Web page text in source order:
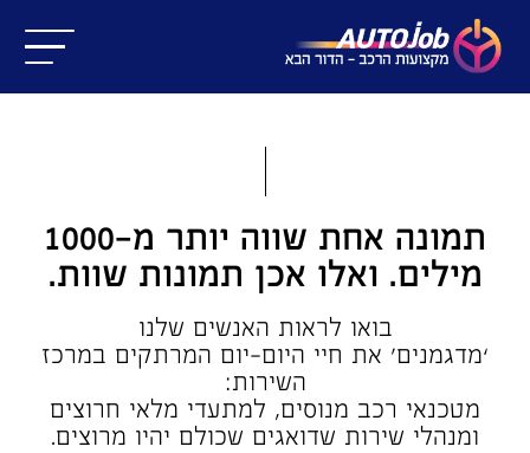
תמונה אחת שווה יותר מ-1000
מילים. ואלו אכן תמונות שוות.
בואו לראות האנשים שלנו
‘מדגמנים’ את חיי היום-יום המרתקים במרכז
השירות:
מטכנאי רכב מנוסים, למתעדי מלאי חרוצים
ומנהלי שירות שדואגים שכולם יהיו מרוצים.